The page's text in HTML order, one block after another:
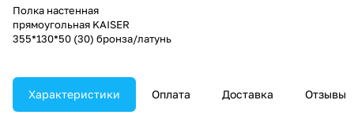
Полка настенная
прямоугольная KAISER
355*130*50 (30) бронза/латунь
Характеристики Оплата Доставка Отзывы